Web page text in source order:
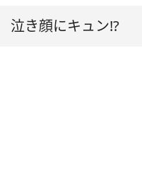
泣き顔にキュン!?